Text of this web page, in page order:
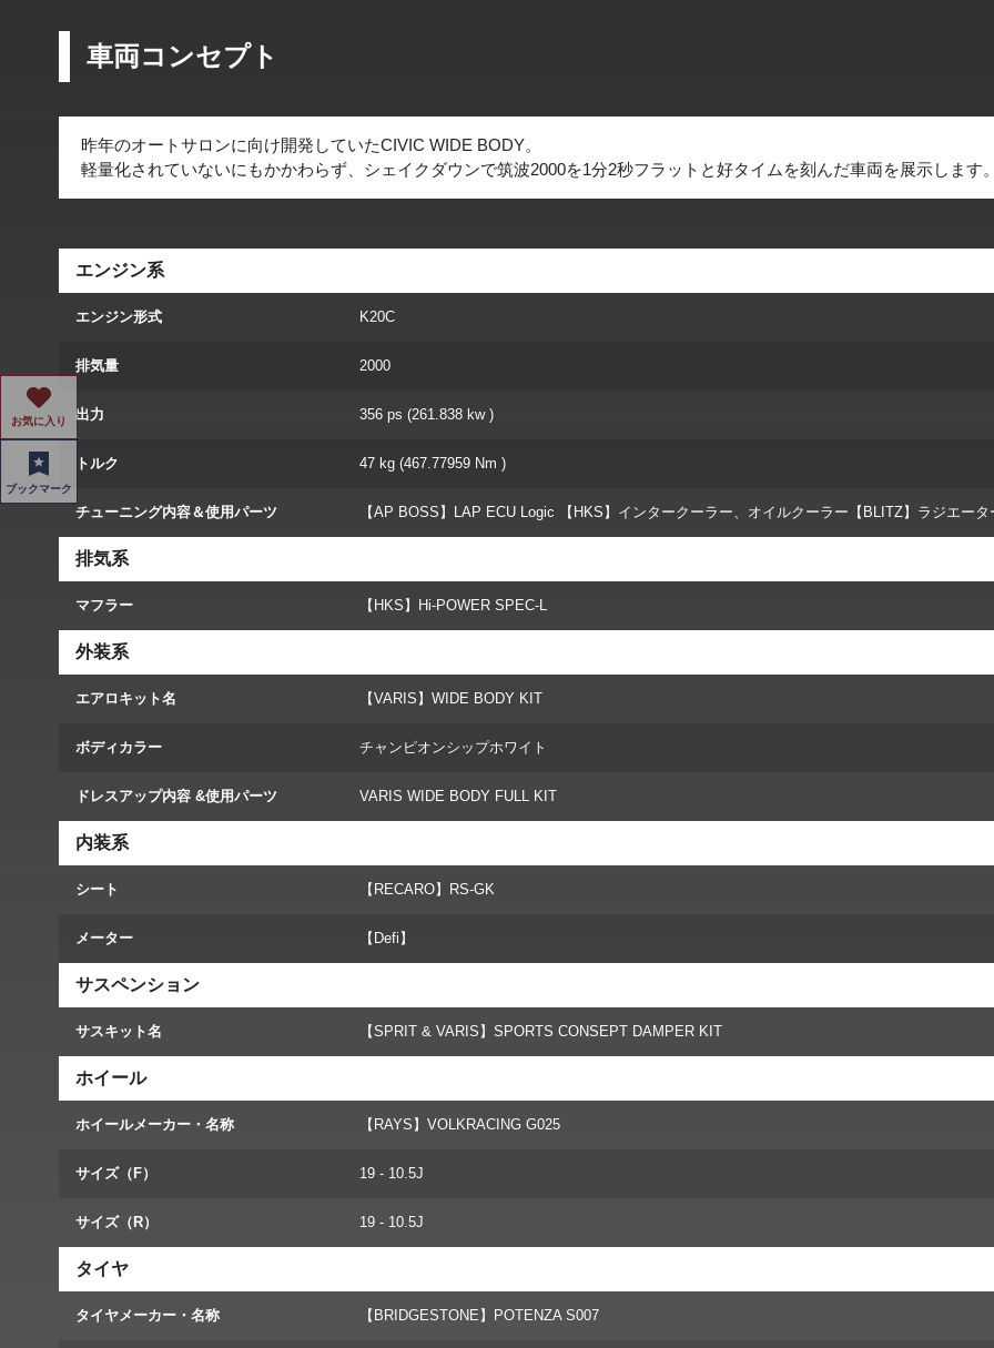
車両コンセプト
昨年のオートサロンに向け開発していたCIVIC WIDE BODY。
軽量化されていないにもかかわらず、シェイクダウンで筑波2000を1分2秒フラットと好タイムを刻んだ車両を展示します
エンジン系
エンジン形式 K20C
排気量 2000
出力 356 ps (261.838 kw )
トルク 47 kg (467.77959 Nm )
チューニング内容＆使用パーツ 【AP BOSS】LAP ECU Logic 【HKS】インタークーラー、オイルクーラー【BLITZ】ラジエータ
排気系
マフラー 【HKS】Hi-POWER SPEC-L
外装系
エアロキット名 【VARIS】WIDE BODY KIT
ボディカラー チャンピオンシップホワイト
ドレスアップ内容 &使用パーツ VARIS WIDE BODY FULL KIT
内装系
シート 【RECARO】RS-GK
メーター 【Defi】
サスペンション
サスキット名 【SPRIT & VARIS】SPORTS CONSEPT DAMPER KIT
ホイール
ホイールメーカー・名称 【RAYS】VOLKRACING G025
サイズ（F） 19 - 10.5J
サイズ（R） 19 - 10.5J
タイヤ
タイヤメーカー・名称 【BRIDGESTONE】POTENZA S007
お気に入り
ブックマーク